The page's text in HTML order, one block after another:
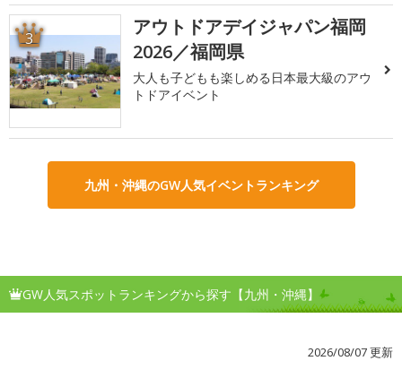
3
アウトドアデイジャパン福岡
2026／福岡県
大人も子どもも楽しめる日本最大級のアウ
トドアイベント
九州・沖縄のGW人気イベントランキング
GW人気スポットランキングから探す【九州・沖縄】
2026/08/07 更新